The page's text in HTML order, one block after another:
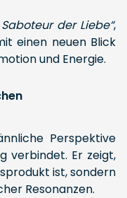
der Liebe“,
einen neuen Blick
und Energie.
Perspektive
verbindet. Er zeigt,
ist, sondern
Resonanzen.